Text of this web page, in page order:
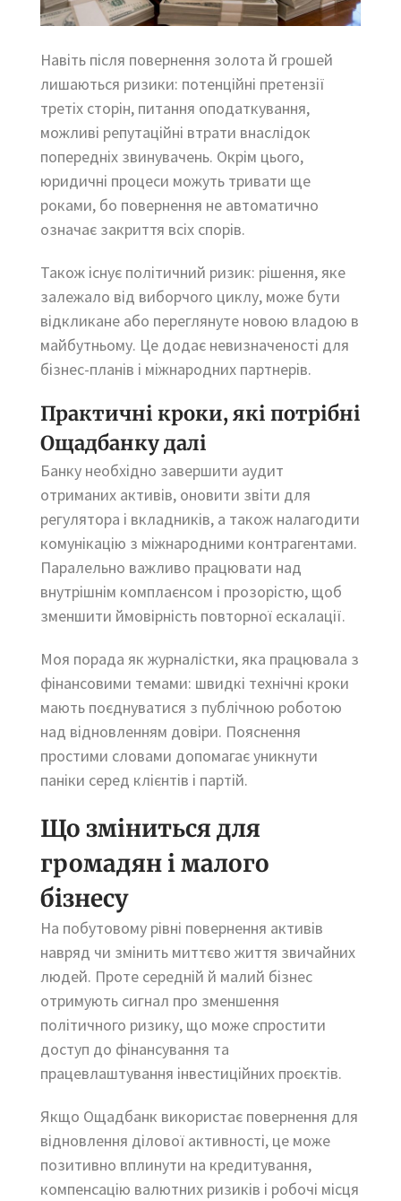
Навіть після повернення золота й грошей
лишаються ризики: потенційні претензії
третіх сторін, питання оподаткування,
можливі репутаційні втрати внаслідок
попередніх звинувачень. Окрім цього,
юридичні процеси можуть тривати ще
роками, бо повернення не автоматично
означає закриття всіх спорів.
Також існує політичний ризик: рішення, яке
залежало від виборчого циклу, може бути
відкликане або переглянуте новою владою в
майбутньому. Це додає невизначеності для
бізнес-планів і міжнародних партнерів.
Практичні кроки, які потрібні
Ощадбанку далі
Банку необхідно завершити аудит
отриманих активів, оновити звіти для
регулятора і вкладників, а також налагодити
комунікацію з міжнародними контрагентами.
Паралельно важливо працювати над
внутрішнім комплаєнсом і прозорістю, щоб
зменшити ймовірність повторної ескалації.
Моя порада як журналістки, яка працювала з
фінансовими темами: швидкі технічні кроки
мають поєднуватися з публічною роботою
над відновленням довіри. Пояснення
простими словами допомагає уникнути
паніки серед клієнтів і партій.
Що зміниться для
громадян і малого
бізнесу
На побутовому рівні повернення активів
навряд чи змінить миттєво життя звичайних
людей. Проте середній й малий бізнес
отримують сигнал про зменшення
політичного ризику, що може спростити
доступ до фінансування та
працевлаштування інвестиційних проєктів.
Якщо Ощадбанк використає повернення для
відновлення ділової активності, це може
позитивно вплинути на кредитування,
компенсацію валютних ризиків і робочі місця